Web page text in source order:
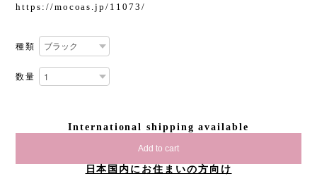
https://mocoas.jp/11073/
種類
数量
International shipping available
Add to cart
日本国内にお住まいの方向け